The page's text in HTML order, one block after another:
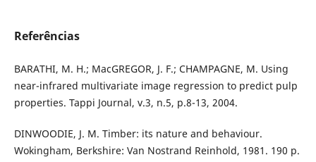
Referências
BARATHI, M. H.; MacGREGOR, J. F.; CHAMPAGNE, M. Using
near-infrared multivariate image regression to predict pulp
properties. Tappi Journal, v.3, n.5, p.8-13, 2004.
DINWOODIE, J. M. Timber: its nature and behaviour.
Wokingham, Berkshire: Van Nostrand Reinhold, 1981. 190 p.